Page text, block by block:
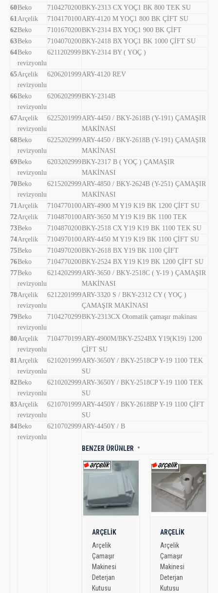
60Beko 7104270200BKY-2313 CX YOÇ1 BK 800 TEK SU
61 Arçelik 7104170100ARY-4120 M YOÇ1 800 BK ÇİFT SU
62Beko 7101670200BKY-2314 BX YOÇ1 900 BK ÇİFT
63Beko 7104070200BKY-2418 BX YOÇ1 BK 1000 ÇİFT SU
64Beko
revizyonlu
6211202999BKY-2314 BY ( YOÇ )
65Arçelik
revizyonlu
6206201999ARY-4120 REV
66Beko
revizyonlu
6206202999BKY-2314B
67Arçelik
revizyonlu
6225201999ARY-4450 / BKY-2618B (Y-191) ÇAMAŞIR
MAKİNASI
68Beko
revizyonlu
6225202999ARY-4450 / BKY-2618B (Y-191) ÇAMAŞIR
MAKİNASI
69Beko
revizyonlu
6203202999BKY-2317 B ( YOÇ ) ÇAMAŞIR
MAKİNASI
70Beko
revizyonlu
6215202999ARY-4850 / BKY-2624B (Y-251) ÇAMAŞIR
MAKİNASI
71 Arçelik 7104770100ARY-4900 M Y19 K19 BK 1200 ÇİFT SU
72Arçelik 7104870100ARY-3650 M Y19 K19 BK 1100 TEK
73Beko 7104870200BKY-2518 CX Y19 K19 BK 1100 TEK SU
74Arçelik 7104970100ARY-4450 M Y19 K19 BK 1100 ÇİFT SU
75Beko 7104970200BKY-2618 BX Y19 BK 1100 ÇİFT
76Beko 7104770200BKY-2524 BX Y19 K19 BK 1200 ÇİFT SU
77Beko
revizyonlu
6214202999ARY-3650 / BKY-2518C ( Y-19 ) ÇAMAŞIR
MAKİNASI
78Arçelik
revizyonlu
6212201999ARY-3320 S / BKY-2312 CY ( YOÇ )
ÇAMAŞIR MAKİNASI
79Beko
revizyonlu
7104270299BKY-2313CX Otomatik çamaşır makinası
80Arçelik
revizyonlu
7104770199ARY-4900M/BKY-2524BX Y19(K19) 1200
ÇİFT SU
81 Arçelik
revizyonlu
6210201999ARY-3650Y / BKY-2518CP Y-19 1100 TEK
SU
82Beko
revizyonlu
6210202999ARY-3650Y / BKY-2518CP Y-19 1100 TEK
SU
83Arçelik
revizyonlu
6210701999ARY-4450Y / BKY-2618BP Y-19 1100 ÇİFT
SU
84Beko
revizyonlu
6210702999ARY-4450Y / B
BENZER ÜRÜNLER
ARÇELİK
Arçelik
Çamaşır
Makinesi
Deterjan
Kutusu
ARÇELİK
Arçelik
Çamaşır
Makinesi
Deterjan
Kutusu